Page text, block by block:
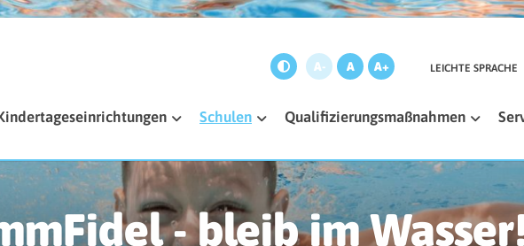
A- A A+ LEICHTE SPRACHE
Schulen Qualifizierungsmaßnahmen
- bleib im